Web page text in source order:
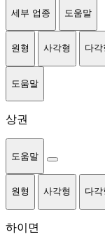
세부 업종 도움말
원형 사각형 다각
도움말
상권
도움말
원형 사각형 다각
하이면